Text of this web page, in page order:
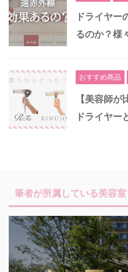
ドライヤー
るのか？様
おすすめ商品
【美容師
ドライヤー
筆者が所属している美容室